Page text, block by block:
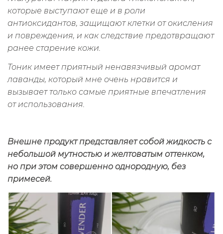
которые выступают еще и в роли
антиоксидантов, защищают клетки от окисления
и повреждения, и как следствие предотвращают
ранее старение кожи.
Тоник имеет приятный ненавязчивый аромат
лаванды, который мне очень нравится и
вызывает только самые приятные впечатления
от использования.
Внешне продукт представляет собой жидкость с
небольшой мутностью и желтоватым оттенком,
но при этом совершенно однородную, без
примесей.